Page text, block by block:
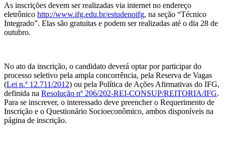
As inscrições devem ser realizadas via internet no endereço
eletrônico http://www.ifg.edu.br/estudenoifg, na seção “Técnico
Integrado”. Elas são gratuitas e podem ser realizadas até o dia 28 de
outubro.
No ato da inscrição, o candidato deverá optar por participar do
processo seletivo pela ampla concorrência, pela Reserva de Vagas
(Lei n.º 12.711/2012) ou pela Política de Ações Afirmativas do IFG,
definida na Resolução nº 206/202-REI-CONSUP/REITORIA/IFG.
Para se inscrever, o interessado deve preencher o Requerimento de
Inscrição e o Questionário Socioeconômico, ambos disponíveis na
página de inscrição.